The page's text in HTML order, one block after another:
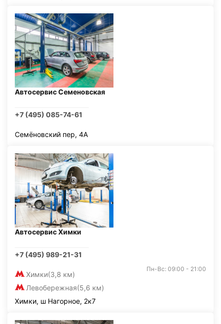
Автосервис Семеновская
+7 (495) 085-74-61
Семёновский пер, 4А
Автосервис Химки
+7 (495) 989-21-31
Химки(3,8 км)
Левобережная(5,6 км)
Пн-Вс: 09:00 - 21:00
Химки, ш Нагорное, 2к7